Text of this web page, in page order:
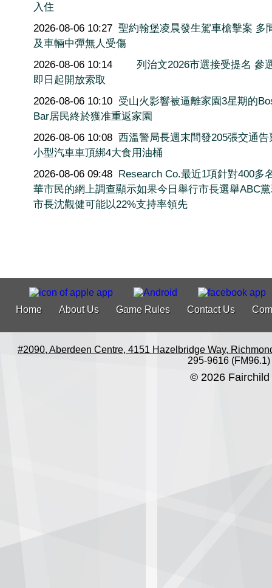
入住
2026-08-06 10:27 聖約翰堡凌晨發生駕車槍擊案 多
及車輛中彈無人受傷
2026-08-06 10:14
列治文2026市選接受提名 參
即日起開放索取
2026-08-06 10:10 受山火影響被逼離家園3星期的
Bar居民終於獲准重返家園
2026-08-06 10:08 西溫警局長週末間發205張交通告
小型汽車車頂綁4大食用油桶
2026-08-06 09:48 Research Co.最近1項針對400多
華市民的網上調查顯示如果今日舉行市長選舉ABC
市長沈觀健可能以22%支持率領先
Home About Us Game Rules Contact Us
#2090, Aberdeen Centre, 4151 Hazelbridge Way,
295-9616 (FM96.1)
© 2026 Fairchild